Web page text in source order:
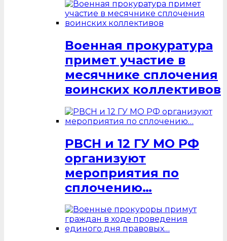
Военная прокуратура
примет участие в
месячнике сплочения
воинских коллективов
РВСН и 12 ГУ МО РФ
организуют
мероприятия по
сплочению…